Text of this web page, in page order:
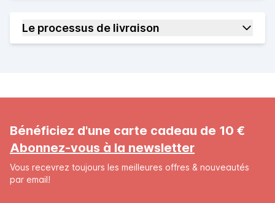
Le processus de livraison
Bénéficiez d'une carte cadeau de 10 €
Abonnez-vous à la newsletter
Vous recevrez toujours les meilleures offres & nouveautés
par email!